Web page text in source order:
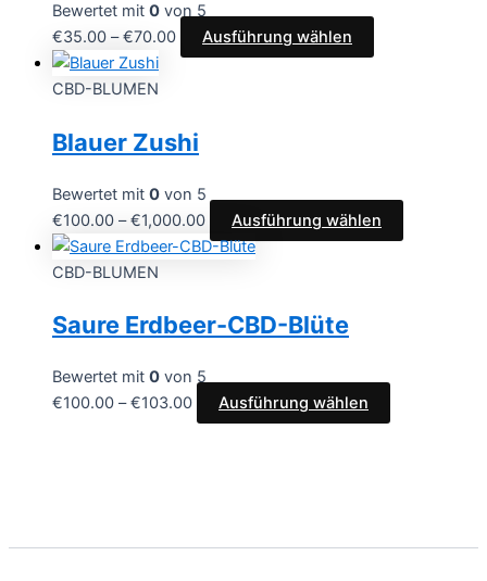
Bewertet mit 0 von 5
€35.00 –€70.00 Ausführung wählen
CBD-BLUMEN
Blauer Zushi
Bewertet mit 0 von 5
€100.00 –€1,000.00 Ausführung wählen
CBD-BLUMEN
Saure Erdbeer-CBD-Blüte
Bewertet mit 0 von 5
€100.00 –€103.00 Ausführung wählen